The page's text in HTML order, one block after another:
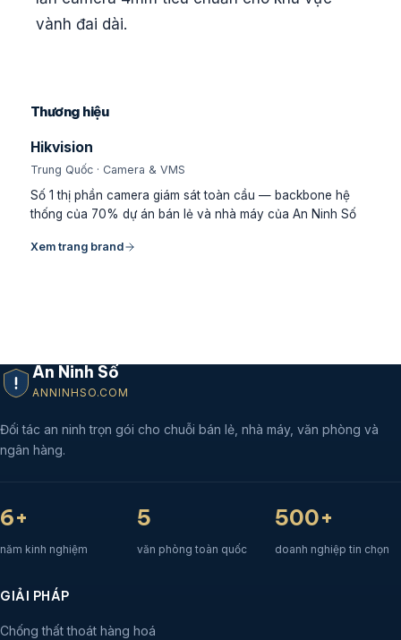
vành đai dài.
Thương hiệu
Hikvision
Trung Quốc · Camera & VMS
Số 1 thị phần camera giám sát toàn cầu — backbone hệ
thống của 70% dự án bán lẻ và nhà máy của An Ninh Số
Xem trang brand
An Ninh Số
ANNINHSO.COM
Đối tác an ninh trọn gói cho chuỗi bán lẻ, nhà máy, văn phòng và
ngân hàng.
6+
năm kinh nghiệm
5
văn phòng toàn quốc
500+
doanh nghiệp tin chọn
GIẢI PHÁP
Chống thất thoát hàng hoá